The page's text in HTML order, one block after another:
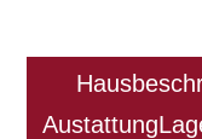
Austattung